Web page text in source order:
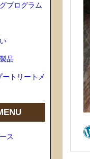
プログラム
品
トリートメ
ス